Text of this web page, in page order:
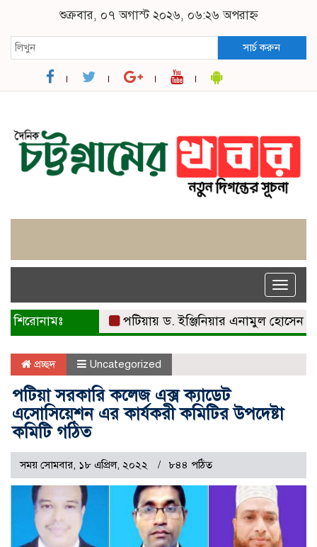
শুক্রবার, ০৭ অগাস্ট ২০২৬, ০৬:২৬ অপরাহ্ন
সার্চ করুন
Toggle
শিরোনামঃ পটিয়ায় ড. ইঞ্জিনিয়ার এনামুল হোসেনকে
প্রচ্ছদ Uncategorized
পটিয়া সরকারি কলেজ এক্স ক্যাডেট
এসোসিয়েশন এর কার্যকরী কমিটির উপদেষ্টা
কমিটি গঠিত
সময় সোমবার, ১৮ এপ্রিল, ২০২২ ৮৪৪ পঠিত